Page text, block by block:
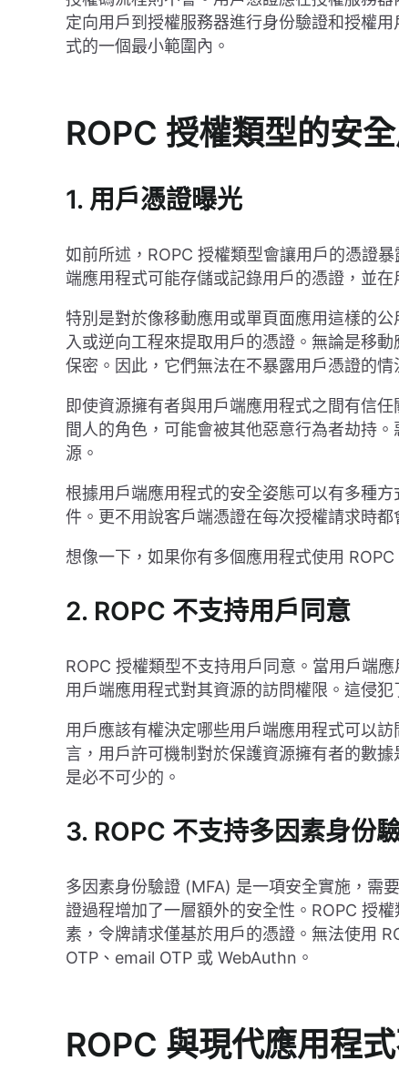
定向用戶到授權服務器進行身份驗證和授權
式的一個最小範圍內。
ROPC 授權類型的安
1. 用戶憑證曝光
如前所述，ROPC 授權類型會讓用戶的憑證
端應用程式可能存儲或記錄用戶的憑證，並
特別是對於像移動應用或單頁面應用這樣的
入或逆向工程來提取用戶的憑證。無論是移
保密。因此，它們無法在不暴露用戶憑證的情
即使資源擁有者與用戶端應用程式之間有信
間人的角色，可能會被其他惡意行為者劫持
源。
根據用戶端應用程式的安全姿態可以有多種
件。更不用說客戶端憑證在每次授權請求時
想像一下，如果你有多個應用程式使用
2. ROPC 不支持用戶同意
ROPC 授權類型不支持用戶同意。當用戶端
用戶端應用程式對其資源的訪問權限。這侵犯
用戶應該有權決定哪些用戶端應用程式可以
言，用戶許可機制對於保護資源擁有者的數
是必不可少的。
3. ROPC 不支持多因素身份
多因素身份驗證 (MFA) 是一項安全實施，需
證過程增加了一層額外的安全性。ROPC 授
素，令牌請求僅基於用戶的憑證。無法使用
OTP、email OTP 或 WebAuthn。
ROPC 與現代應用程